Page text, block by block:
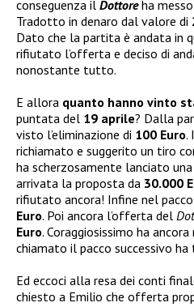
conseguenza il Dottoreha
Tradotto in denaro dal valore di
Dato che la partita è andata in
rifiutato l’offerta e deciso di
nonostante tutto.
E allora quanto hanno vinto
puntata del 19 aprile? Dalla
visto l’eliminazione di 100 Euro.
richiamato e suggerito un tiro
ha scherzosamente lanciato
arrivata la proposta da 30.000
rifiutato ancora! Infine nel pacco
Euro. Poi ancora l’offerta del
Euro. Coraggiosissimo ha
chiamato il pacco successivo
Ed eccoci alla resa dei conti
chiesto a Emilio che offerta